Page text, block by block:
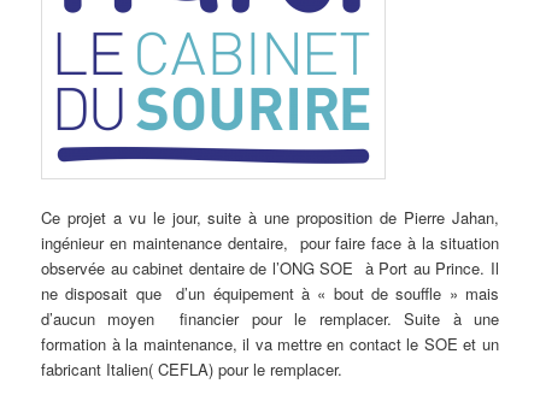
Ce projet a vu le jour, suite à une proposition de Pierre Jahan,
ingénieur en maintenance dentaire, pour faire face à la situation
observée au cabinet dentaire de l’ONG SOE à Port au Prince. Il
ne disposait que d’un équipement à « bout de souffle » mais
d’aucun moyen financier pour le remplacer. Suite à une
formation à la maintenance, il va mettre en contact le SOE et un
fabricant Italien( CEFLA) pour le remplacer.